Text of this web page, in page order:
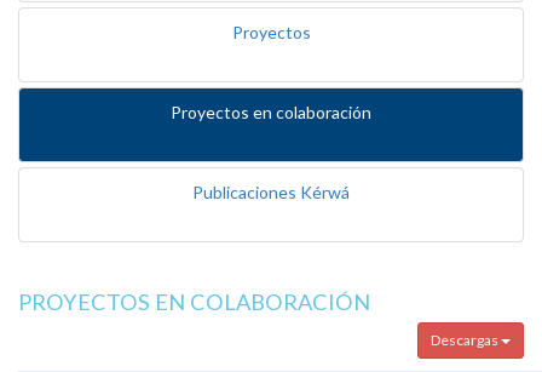
Proyectos
Proyectos en colaboración
Publicaciones Kérwá
PROYECTOS EN COLABORACIÓN
Descargas